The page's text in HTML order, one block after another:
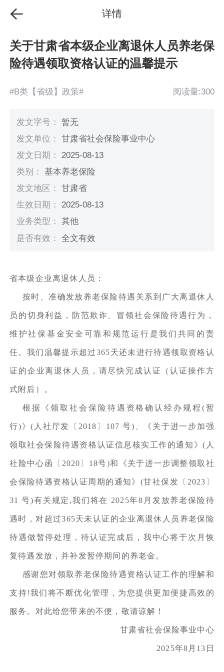
详情
关于甘肃省本级企业离退休人员养老保
险待遇领取资格认证的温馨提示
#B类【省级】政策# 阅读量:300
发文字号：暂无
发文单位：甘肃省社会保险事业中心
发文日期： 2025-08-13
类别：基本养老保险
发文地区：甘肃省
生效日期： 2025-08-13
业务类型：其他
是否有效：全文有效
省本级企业离退休人员：
按时、准确发放养老保险待遇关系到广大离退休人
员的切身利益，防范欺诈、冒领社会保险待遇行为，
维护社保基金安全可靠和规范运行是我们共同的责
任。我们温馨提示超过365天还未进行待遇领取资格认
证的企业离退休人员，请尽快完成认证（认证操作方
式附后）。
根据《领取社会保险待遇资格确认经办规程(暂
行)》(人社厅发〔2018〕107 号)、《关于进一步加强
领取社会保险待遇资格认证信息核实工作的通知》(人
社险中心函〔2020〕18号)和《关于进一步调整领取社
会保险待遇资格认证周期的通知》(甘社保发〔2023〕
31 号)有关规定,我们将在 2025年8月发放养老保险待
遇时，对超过365天未认证的企业离退休人员养老保险
待遇做暂停处理，待认证完成后，我中心将于次月恢
复待遇发放，并补发暂停期间的养老金。
感谢您对领取养老保险待遇资格认证工作的理解和
支持!我们将不断优化管理，为您提供更加便捷高效的
服务。对此给您带来的不便，敬请谅解！
甘肃省社会保险事业中心
2025年8月13日